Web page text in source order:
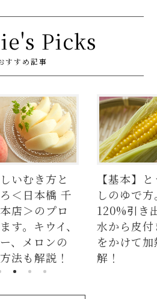
Picks
すすめ記事
とうもろこ
方。甘さを
き出すには、
付き＆時間
加熱が正
【簡単】
の人気レ
ラダはタ
麺、よだ
つかない
説！